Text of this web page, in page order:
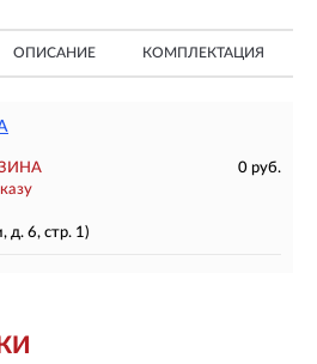
ОПИСАНИЕ КОМПЛЕКТАЦИЯ
0 руб.
6, стр. 1)